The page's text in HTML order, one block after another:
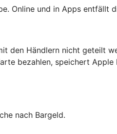
Online und in Apps entfällt
den Händlern nicht geteilt
bezahlen, speichert
nach Bargeld.